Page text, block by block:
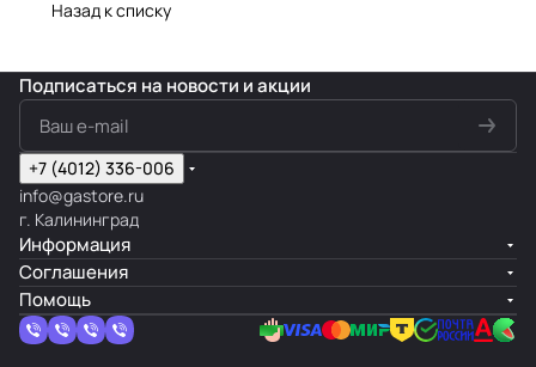
перенос
нашим
специалиста
перенос
нашим
специалиста
кражей.
материала –
гидрогеля.
Назад к списку
Подписаться на новости и акции
+7 (4012) 336-006
info@gastore.ru
г. Калининград
Информация
Соглашения
Помощь